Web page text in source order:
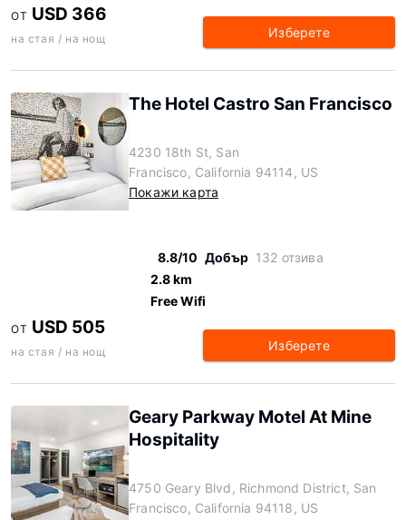
ОТ USD 366
на стая / на нощ Изберете
The Hotel Castro San Francisco
4230 18th St, San
Francisco, California 94114, US
Покажи карта
8.8/10 Добър 132 отзива
2.8 km
Free Wifi
ОТ USD 505
на стая / на нощ Изберете
Geary Parkway Motel At Mine
Hospitality
4750 Geary Blvd, Richmond District, San
Francisco, California 94118, US